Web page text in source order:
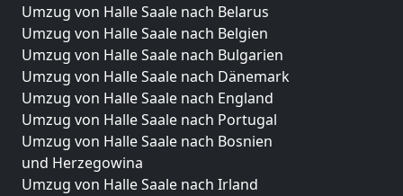
Umzug von Halle Saale nach Belarus
Umzug von Halle Saale nach Belgien
Umzug von Halle Saale nach Bulgarien
Umzug von Halle Saale nach Dänemark
Umzug von Halle Saale nach England
Umzug von Halle Saale nach Portugal
Umzug von Halle Saale nach Bosnien
und Herzegowina
Umzug von Halle Saale nach Irland